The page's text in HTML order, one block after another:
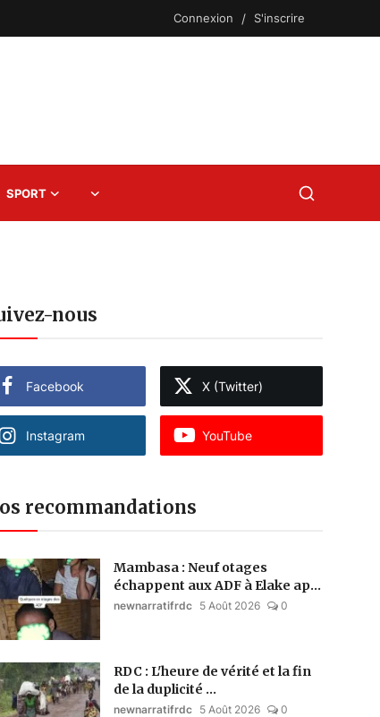
Connexion / S'inscrire
SPORT
nous
Facebook X (Twitter)
Instagram YouTube
recommandations
Mambasa : Neuf otages
échappent aux ADF à Elake ap...
newnarratifrdc 5 Août 2026 0
RDC : L'heure de vérité et la fin
de la duplicité ...
newnarratifrdc 5 Août 2026 0